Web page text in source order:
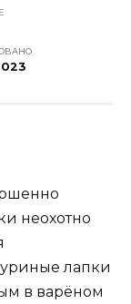
неохотно
лапки
в варёном